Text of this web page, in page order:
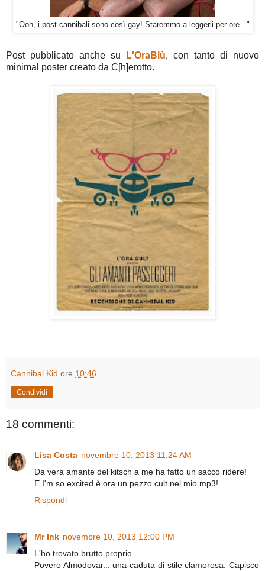
"Ooh, i post cannibali sono così gay! Staremmo a leggerli per ore..."
Post pubblicato anche su L'OraBlù, con tanto di nuovo
minimal poster creato da C[h]erotto.
Cannibal Kid ore 10:46
Condividi
18 commenti:
Lisa Costa novembre 10, 2013 11:24 AM
Da vera amante del kitsch a me ha fatto un sacco ridere!
E I'm so excited è ora un pezzo cult nel mio mp3!
Rispondi
Mr Ink novembre 10, 2013 12:00 PM
L'ho trovato brutto proprio.
Povero Almodovar... una caduta di stile clamorosa. Capisco